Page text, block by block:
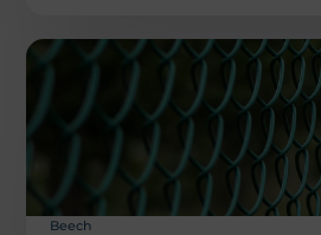
Beech